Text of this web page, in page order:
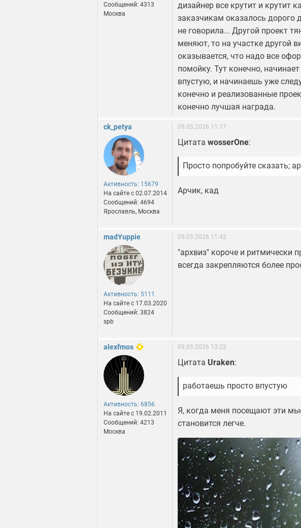
Сообщений: 4313
Москва
дизайнер все крутит и крутит
заказчикам оказалось дорого
не говорила... Другой проект
меняют, то на участке другой
оказывается, что надо все
помойку. Тут конечно,
впустую, и начинаешь уже
конечно и реализованные
конечно лучшая награда.
ck_petya
Активность: 15679
На сайте c 02.07.2014
Сообщений: 4694
Ярославль, Москва
09.05.2026 11:17
Цитата wosserOne:
Просто попробуйте сказать;
Арчик, кад
madYuppie
Активность: 5111
На сайте c 17.03.2020
Сообщений: 3824
spb
09.05.2026 11:42
"архвиз" короче и ритмически
всегда закрепляются более
alexfmos
Активность: 6856
На сайте c 19.02.2011
Сообщений: 4213
Москва
09.05.2026 13:22
Цитата Uraken:
работаешь просто впустую
Я, когда меня посещают эти
становится легче.